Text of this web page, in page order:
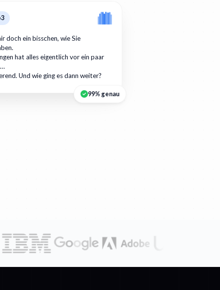
doch ein bisschen, wie Sie
hat alles eigentlich vor ein paar
Und wie ging es dann weiter?
99% genau